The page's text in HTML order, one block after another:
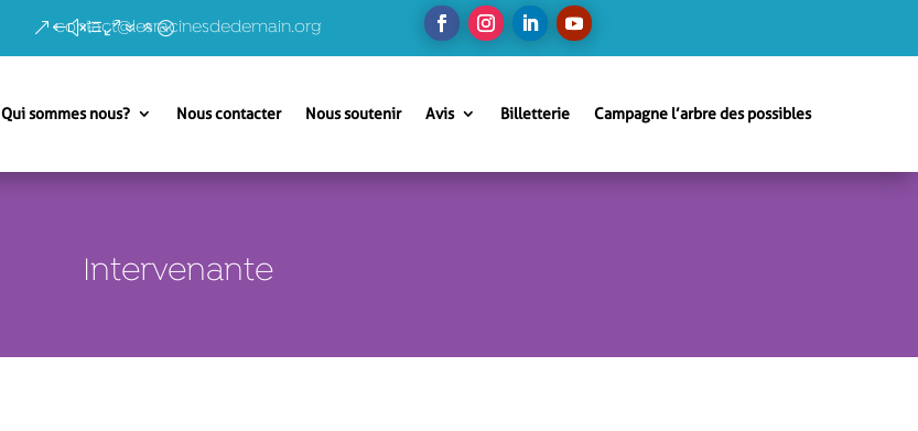
contact@lesracinesdedemain.org
Qui sommes nous? Nous contacter Nous soutenir Avis Billetterie Campagne l’arbre des possibles
Intervenante